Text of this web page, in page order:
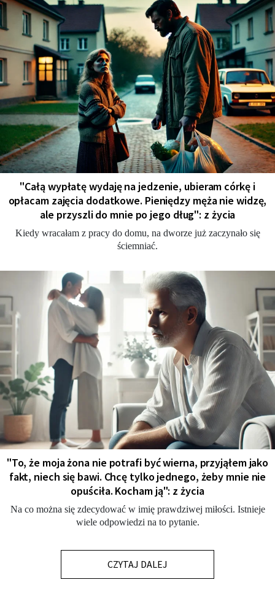
"Całą wypłatę wydaję na jedzenie, ubieram córkę i
opłacam zajęcia dodatkowe. Pieniędzy męża nie widzę,
ale przyszli do mnie po jego dług": z życia
Kiedy wracałam z pracy do domu, na dworze już zaczynało się
ściemniać.
"To, że moja żona nie potrafi być wierna, przyjąłem jako
fakt, niech się bawi. Chcę tylko jednego, żeby mnie nie
opuściła. Kocham ją": z życia
Na co można się zdecydować w imię prawdziwej miłości. Istnieje
wiele odpowiedzi na to pytanie.
CZYTAJ DALEJ